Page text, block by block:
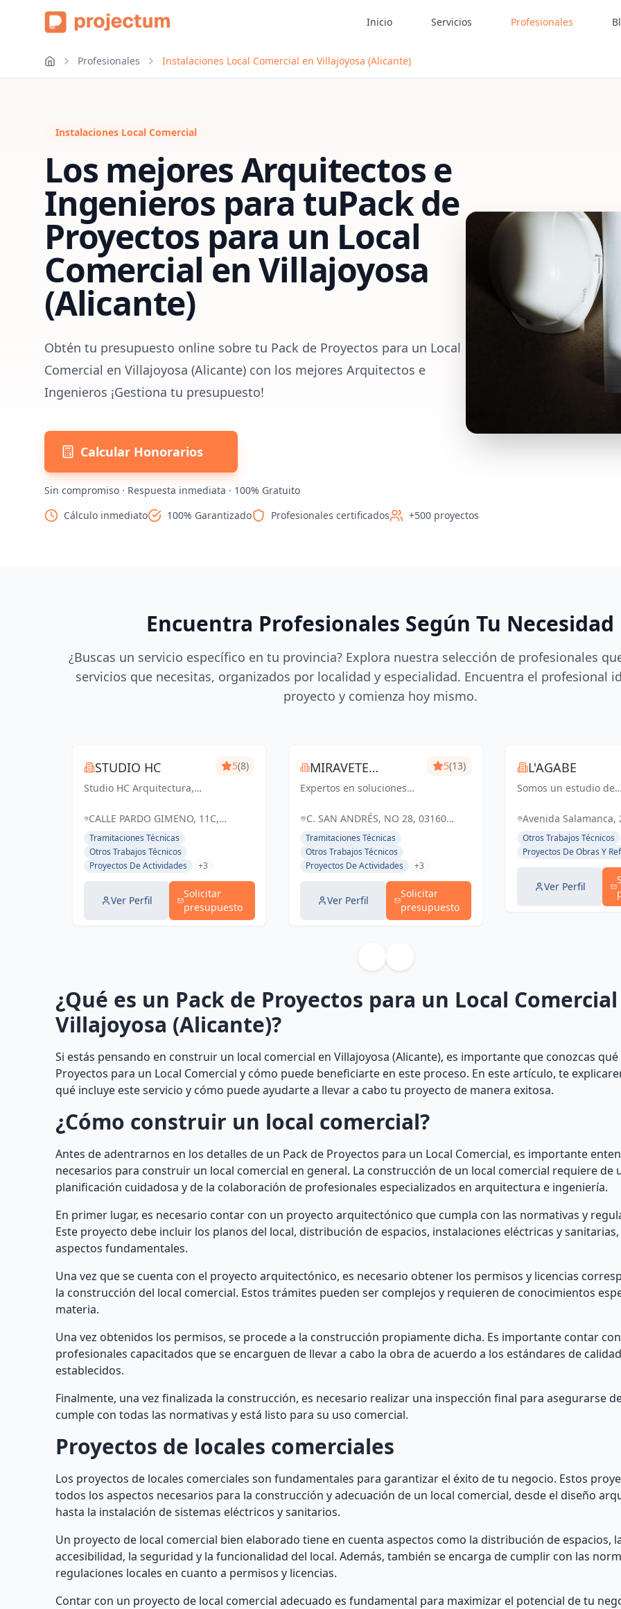
Inicio Servicios Profesionales
Profesionales Instalaciones Local Comercial en Villajoyosa (Alicante)
Instalaciones Local Comercial
Los mejores Arquitectos e
Ingenieros para tuPack de
Proyectos para un Local
ComercialenVillajoyosa
(Alicante)
Obtén tu presupuesto online sobre tu Pack de Proyectos para un Local
Comercial en Villajoyosa (Alicante) con los mejores Arquitectos e
Ingenieros ¡Gestiona tu presupuesto!
Calcular Honorarios
Sin compromiso · Respuesta inmediata · 100% Gratuito
Cálculo inmediato
100% Garantizado Profesionales certificados +500 proyectos
Encuentra Profesionales Según Tu Necesidad
¿Buscas un servicio específico en tu provincia? Explora nuestra selección de profesionales
servicios que necesitas, organizados por localidad y especialidad. Encuentra el profesional
proyecto y comienza hoy mismo.
STUDIO HC
Studio HC Arquitectura,
dinamismo
5(8)
CALLE PARDO GIMENO, 11C,
ALICANTE (ALACANT), ESPAÑA,
España
Tramitaciones Técnicas
Otros Trabajos Técnicos
Proyectos De Actividades
+3
Ver Perfil
Solicitar
presupuesto
MIRAVETE
INGENIEROS
Expertos en soluciones
empresariales, con más
experiencia, nos
especializamos en
gestionar todas las
necesarias...
5(13)
C. SAN ANDRÉS, NO 28, 03160
ALMORADÍ, ESPAÑA, España
Tramitaciones Técnicas
Otros Trabajos Técnicos
Proyectos De Actividades
+3
Ver Perfil
Solicitar
presupuesto
L'AGABE
Somos un estudio de
especializado en
planimetría, selección
materiales y
Transformamos
Avenida Salamanca,
(Alacant), España,
Otros Trabajos Técnicos
Proyectos De Obras Y
Ver Perfil
¿Qué es un Pack de Proyectos para un Local
Villajoyosa (Alicante)?
Si estás pensando en construir un local comercial en Villajoyosa (Alicante), es importante que conozcas qué
Proyectos para un Local Comercial y cómo puede beneficiarte en este proceso. En este artículo, te
qué incluye este servicio y cómo puede ayudarte a llevar a cabo tu proyecto de manera exitosa.
¿Cómo construir un local comercial?
Antes de adentrarnos en los detalles de un Pack de Proyectos para un Local Comercial, es importante
necesarios para construir un local comercial en general. La construcción de un local comercial requiere de
planificación cuidadosa y de la colaboración de profesionales especializados en arquitectura e ingeniería.
En primer lugar, es necesario contar con un proyecto arquitectónico que cumpla con las normativas y
Este proyecto debe incluir los planos del local, distribución de espacios, instalaciones eléctricas y
aspectos fundamentales.
Una vez que se cuenta con el proyecto arquitectónico, es necesario obtener los permisos y licencias
la construcción del local comercial. Estos trámites pueden ser complejos y requieren de conocimientos
materia.
Una vez obtenidos los permisos, se procede a la construcción propiamente dicha. Es importante contar
profesionales capacitados que se encarguen de llevar a cabo la obra de acuerdo a los estándares de
establecidos.
Finalmente, una vez finalizada la construcción, es necesario realizar una inspección final para asegurarse
cumple con todas las normativas y está listo para su uso comercial.
Proyectos de locales comerciales
Los proyectos de locales comerciales son fundamentales para garantizar el éxito de tu negocio. Estos
todos los aspectos necesarios para la construcción y adecuación de un local comercial, desde el diseño
hasta la instalación de sistemas eléctricos y sanitarios.
Un proyecto de local comercial bien elaborado tiene en cuenta aspectos como la distribución de espacios,
accesibilidad, la seguridad y la funcionalidad del local. Además, también se encarga de cumplir con las
regulaciones locales en cuanto a permisos y licencias.
Contar con un proyecto de local comercial adecuado es fundamental para maximizar el potencial de tu